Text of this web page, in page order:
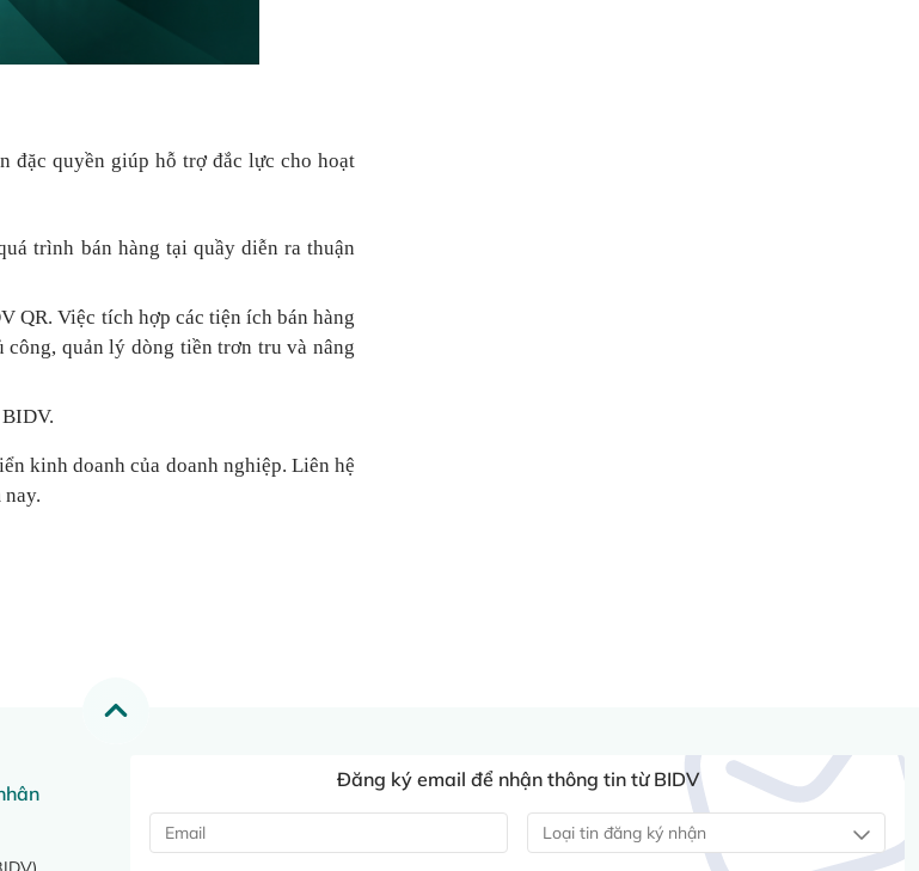
đặc quyền giúp hỗ trợ đắc lực cho hoạt
trình bán hàng tại quầy diễn ra thuận
QR.Việc tích hợp các tiện ích bán hàng
công, quản lý dòng tiền trơn tru và nâng
kinh doanh của doanh nghiệp. Liên hệ
Đăng ký email để nhận thông tin từ BIDV
Loại tin đăng ký nhận